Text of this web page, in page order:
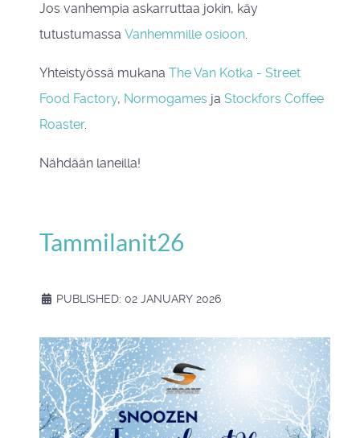
Jos vanhempia askarruttaa jokin, käy
tutustumassa Vanhemmille osioon.
Yhteistyössä mukana The Van Kotka - Street
Food Factory, Normogames ja Stockfors Coffee
Roaster.
Nähdään laneilla!
Tammilanit26
PUBLISHED: 02 JANUARY 2026